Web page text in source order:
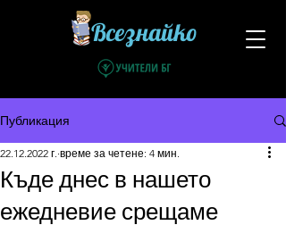
Всезнайко
Публикация
Къде днес в нашето
ежедневие срещаме
22.12.2022 г. време за четене: 4 мин.